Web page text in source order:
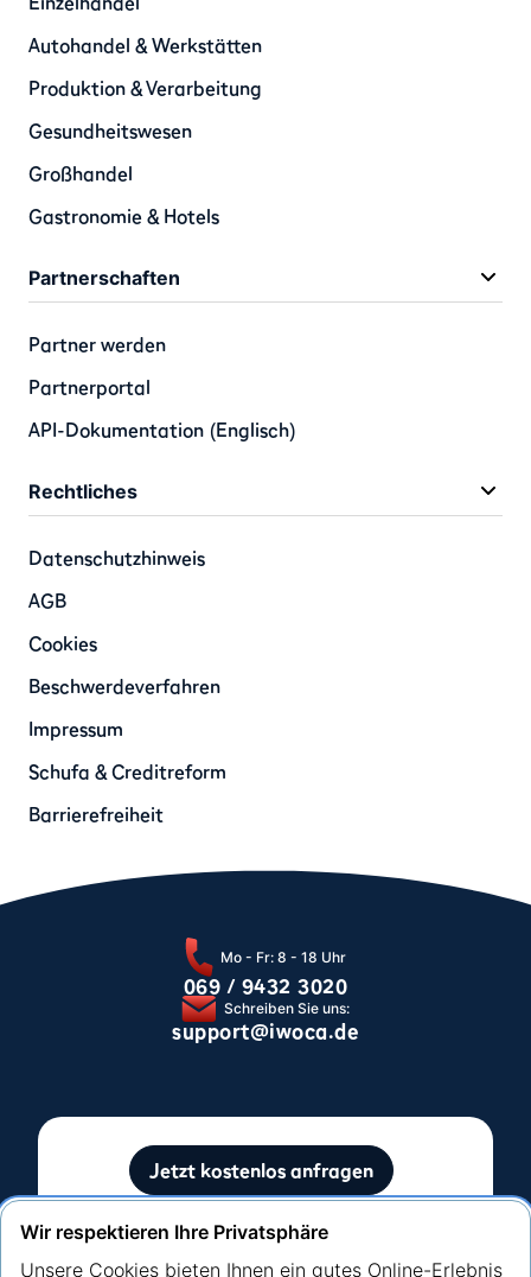
Autohandel & Werkstätten
Produktion & Verarbeitung
Gesundheitswesen
Großhandel
Gastronomie & Hotels
Partnerschaften
Partner werden
Partnerportal
API-Dokumentation (Englisch)
Rechtliches
Datenschutzhinweis
AGB
Cookies
Beschwerdeverfahren
Impressum
Schufa & Creditreform
Barrierefreiheit
Mo - Fr: 8 - 18 Uhr
069 / 9432 3020
Schreiben Sie uns:
support@iwoca.de
Jetzt kostenlos anfragen
Wir respektieren Ihre Privatsphäre
Unsere Cookies bieten Ihnen ein gutes Online-Erlebnis